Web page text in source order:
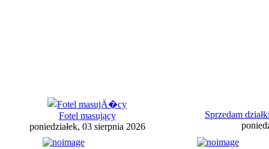
Fotel masujący
poniedziałek, 03 sierpnia 2026
Sprzedam